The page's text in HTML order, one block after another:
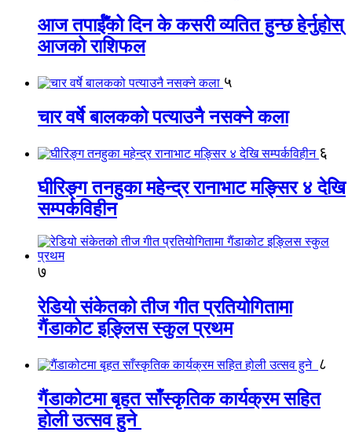
आज तपाईँको दिन के कसरी व्यतित हुन्छ हेर्नुहोस्
आजको राशिफल
५
चार वर्षे बालकको पत्याउनै नसक्ने कला
६
घीरिङ्ग तनहुका महेन्द्र रानाभाट मङ्सिर ४ देखि
सम्पर्कविहीन
७
रेडियो संकेतको तीज गीत प्रतियोगितामा
गैंडाकोट इङ्लिस स्कुल प्रथम
८
गैंडाकोटमा बृहत साँस्कृतिक कार्यक्रम सहित
होली उत्सव हुने